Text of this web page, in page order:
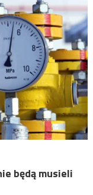
będą musieli